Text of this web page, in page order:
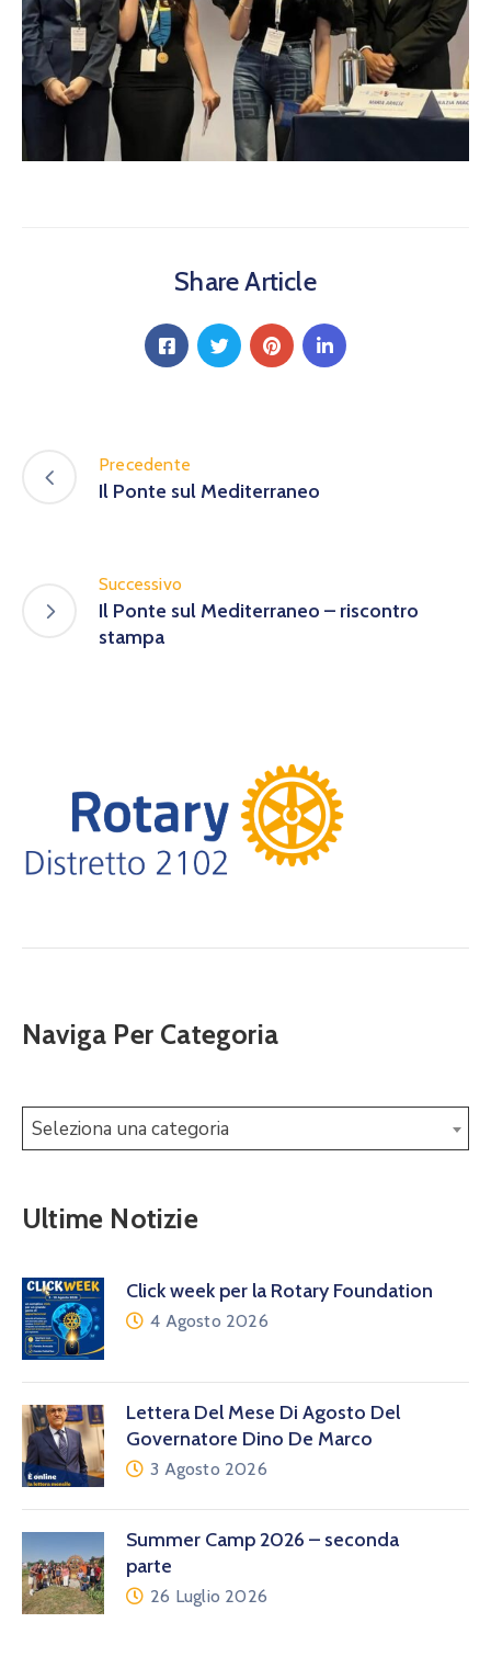
Share Article
Precedente
Il Ponte sul Mediterraneo
Successivo
Il Ponte sul Mediterraneo – riscontro
stampa
Naviga Per Categoria
Seleziona una categoria
Ultime Notizie
Click week per la Rotary Foundation
4 Agosto 2026
Lettera Del Mese Di Agosto Del
Governatore Dino De Marco
3 Agosto 2026
Summer Camp 2026 – seconda
parte
26 Luglio 2026